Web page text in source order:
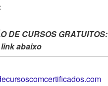
DE CURSOS GRATUITOS:
abaixo